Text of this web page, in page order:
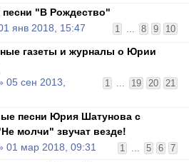
"В Рождество"
1 ... 8 9 10
янв 2018, 15:47
газеты и журналы о Юрии
1 ... 19 20 21
05 сен 2013,
песни Юрия Шатунова с
молчи" звучат везде!
1 ... 5 6 7
01 мар 2018, 09:31